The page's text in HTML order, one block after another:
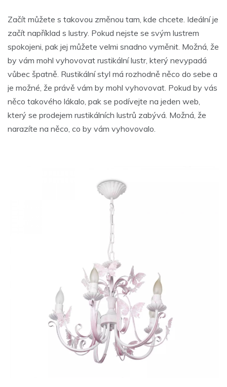
Začít můžete s takovou změnou tam, kde chcete. Ideální je
začít například s lustry. Pokud nejste se svým lustrem
spokojeni, pak jej můžete velmi snadno vyměnit. Možná, že
by vám mohl vyhovovat rustikální lustr, který nevypadá
vůbec špatně. Rustikální styl má rozhodně něco do sebe a
je možné, že právě vám by mohl vyhovovat. Pokud by vás
něco takového lákalo, pak se podívejte na jeden web,
který se prodejem rustikálních lustrů zabývá. Možná, že
narazíte na něco, co by vám vyhovovalo.